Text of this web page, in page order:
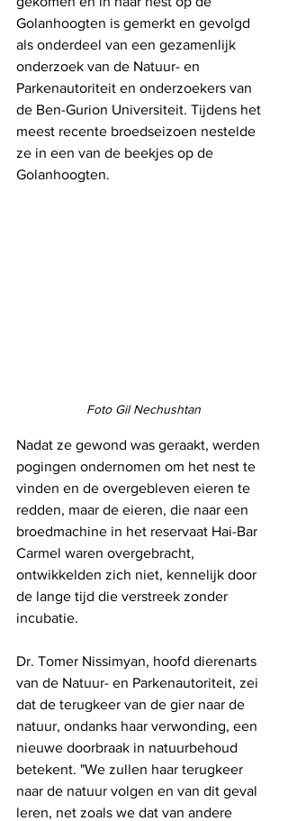
Golanhoogten is gemerkt en gevolgd
als onderdeel van een gezamenlijk
onderzoek van de Natuur- en
Parkenautoriteit en onderzoekers van
de Ben-Gurion Universiteit. Tijdens het
meest recente broedseizoen nestelde
ze in een van de beekjes op de
Golanhoogten.
Foto Gil Nechushtan
Nadat ze gewond was geraakt, werden
pogingen ondernomen om het nest te
vinden en de overgebleven eieren te
redden, maar de eieren, die naar een
broedmachine in het reservaat Hai-Bar
Carmel waren overgebracht,
ontwikkelden zich niet, kennelijk door
de lange tijd die verstreek zonder
incubatie.
Dr. Tomer Nissimyan, hoofd dierenarts
van de Natuur- en Parkenautoriteit, zei
dat de terugkeer van de gier naar de
natuur, ondanks haar verwonding, een
nieuwe doorbraak in natuurbehoud
betekent. "We zullen haar terugkeer
naar de natuur volgen en van dit geval
leren, net zoals we dat van andere